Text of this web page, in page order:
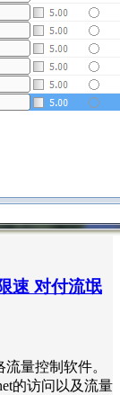
速 对付流氓
流量控制软件。
的访问以及流量